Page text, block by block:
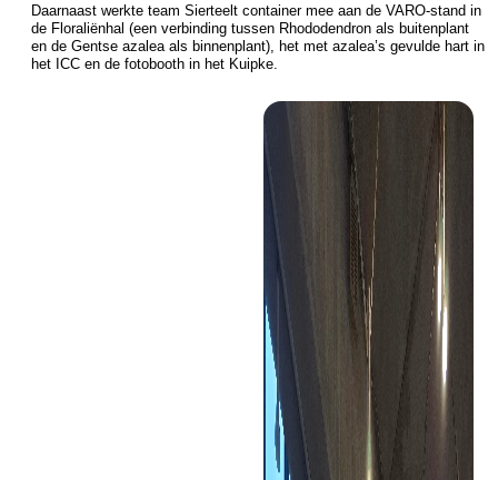
Daarnaast werkte team Sierteelt container mee aan de VARO-stand in
de Floraliënhal (een verbinding tussen Rhododendron als buitenplant
en de Gentse azalea als binnenplant), het met azalea’s gevulde hart in
het ICC en de fotobooth in het Kuipke.